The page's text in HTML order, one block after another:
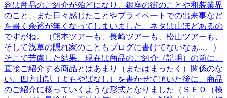
容は商品のご紹介が殆どになり、銀座の街のことや和装業界
のこと、また日々感じたことやプライベートでの出来事など
を書く余裕が無くなってしまいました。ネタは山ほどあるの
ですがね。（熊本ツアーも、長崎ツアーも、松山ツアーも、
そして浅草の隠れ家のこともブログに書けてないなぁ...。）
そこで苦慮した結果、現在は商品のご紹介（説明）の前に、
直接ご紹介する商品とはあまり（またはまったく）関係のな
い、四方山話（よもやばなし）を書かせて頂いた後に、商品
のご紹介に移っていくような形式となりました（ＳＥＯ（検